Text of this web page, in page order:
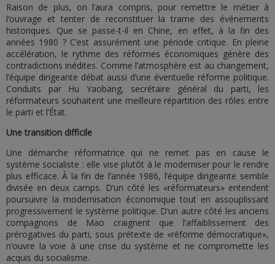
Raison de plus, on l’aura compris, pour remettre le métier à
l’ouvrage et tenter de reconstituer la trame des événements
historiques. Que se passe-t-il en Chine, en effet, à la fin des
années 1980 ? C’est assurément une période critique. En pleine
accélération, le rythme des réformes économiques génère des
contradictions inédites. Comme l’atmosphère est au changement,
l’équipe dirigeante débat aussi d’une éventuelle réforme politique.
Conduits par Hu Yaobang, secrétaire général du parti, les
réformateurs souhaitent une meilleure répartition des rôles entre
le parti et l’État.
Une transition difficile
Une démarche réformatrice qui ne remet pas en cause le
système socialiste : elle vise plutôt à le moderniser pour le rendre
plus efficace. À la fin de l’année 1986, l’équipe dirigeante semble
divisée en deux camps. D’un côté les «réformateurs» entendent
poursuivre la modernisation économique tout en assouplissant
progressivement le système politique. D’un autre côté les anciens
compagnons de Mao craignent que l’affaiblissement des
prérogatives du parti, sous prétexte de «réforme démocratique»,
n’ouvre la voie à une crise du système et ne compromette les
acquis du socialisme.